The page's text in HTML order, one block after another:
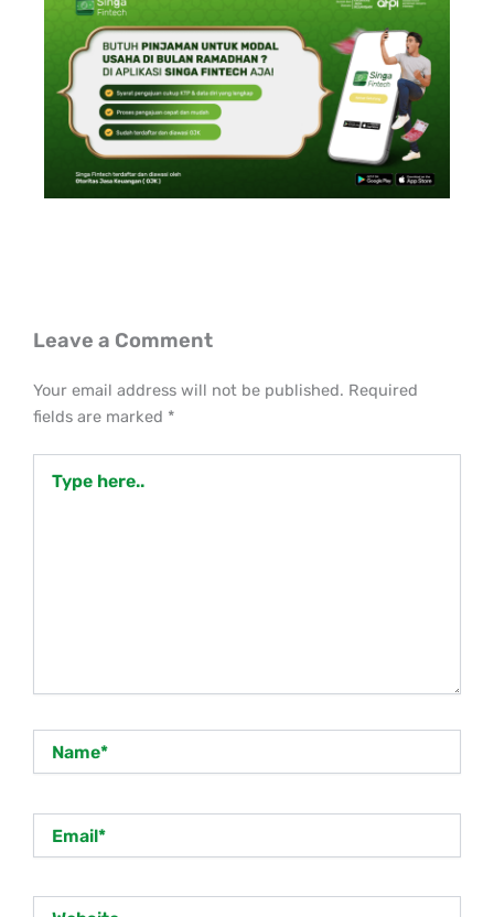
Leave a Comment
Your email address will not be published. Required
fields are marked *
here..